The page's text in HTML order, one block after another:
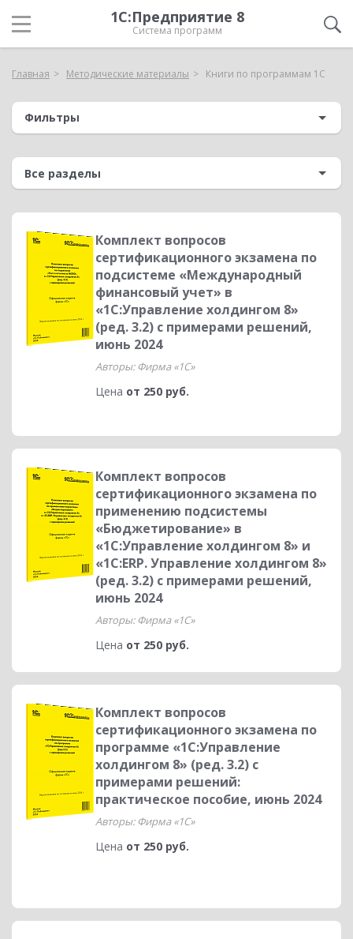
1С:Предприятие 8
Система программ
Главная Методические материалы Книги по программам 1С
Фильтры
Комплект вопросов
сертификационного экзамена по
подсистеме «Международный
финансовый учет» в
«1С:Управление холдингом 8»
(ред. 3.2) с примерами решений,
июнь 2024
Авторы: Фирма «1С»
Цена от 250 руб.
Комплект вопросов
сертификационного экзамена по
применению подсистемы
«Бюджетирование» в
«1С:Управление холдингом 8» и
«1С:ERP. Управление холдингом 8»
(ред. 3.2) с примерами решений,
июнь 2024
Авторы: Фирма «1С»
Цена от 250 руб.
Комплект вопросов
сертификационного экзамена по
программе «1С:Управление
холдингом 8» (ред. 3.2) с
примерами решений:
практическое пособие, июнь 2024
Авторы: Фирма «1С»
Цена от 250 руб.